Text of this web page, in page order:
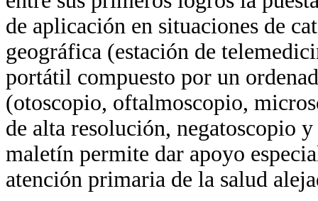
de aplicación en situaciones de
geográfica (estación de
portátil compuesto por un
(otoscopio, oftalmoscopio,
de alta resolución, negatoscopio
maletín permite dar apoyo
atención primaria de la salud